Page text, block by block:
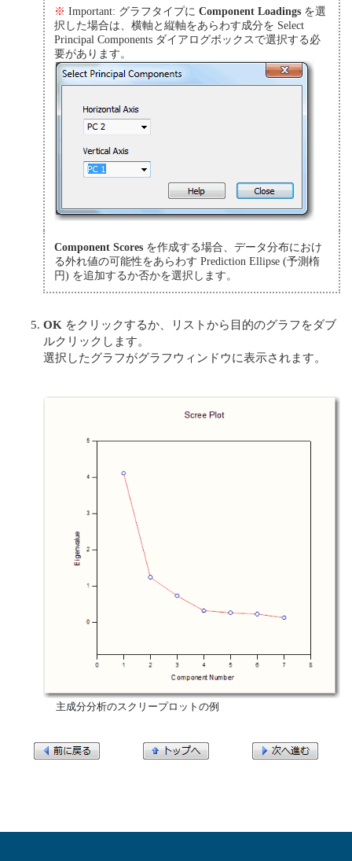
※ Important: グラフタイプに Component Loadings を選
択した場合は、横軸と縦軸をあらわす成分を Select
Principal Components ダイアログボックスで選択する必
要があります。
Component Scores を作成する場合、データ分布におけ
る外れ値の可能性をあらわす Prediction Ellipse (予測楕
円) を追加するか否かを選択します。
OK をクリックするか、リストから目的のグラフをダブ
ルクリックします。
選択したグラフがグラフウィンドウに表示されます。
  主成分分析のスクリープロットの例